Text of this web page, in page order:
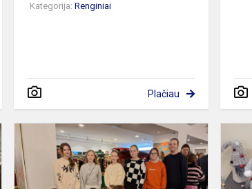
Kategorija:Renginiai
Plačiau
Skaitmeninė
banga
„Kelionė
į
612